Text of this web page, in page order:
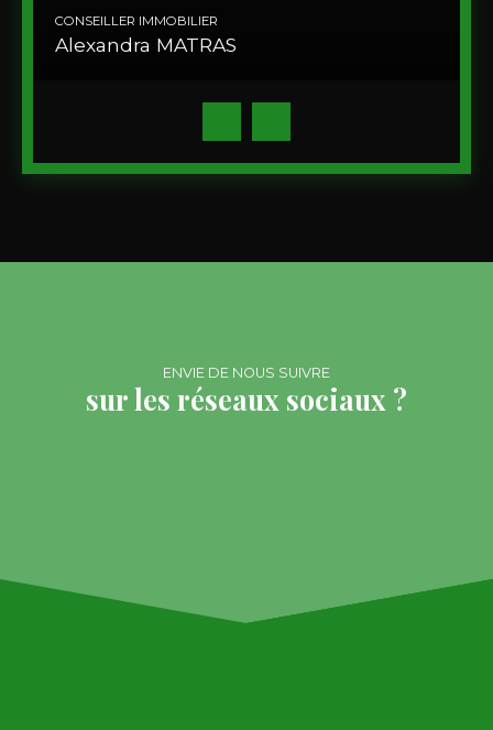
CONSEILLER IMMOBILIER
Alexandra MATRAS
ENVIE DE NOUS SUIVRE
sur les réseaux sociaux ?